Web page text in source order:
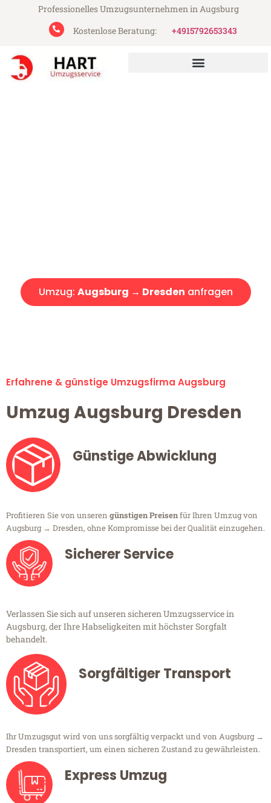
Professionelles Umzugsunternehmen in Augsburg
Kostenlose Beratung:
+4915792653343
Umzug: Augsburg → Dresden anfragen
Erfahrene & günstige Umzugsfirma Augsburg
Umzug Augsburg Dresden
Günstige Abwicklung
Profitieren Sie von unseren günstigen Preisenfür Ihren Umzug von
Augsburg → Dresden, ohne Kompromisse bei der Qualität einzugehen.
Sicherer Service
Verlassen Sie sich auf unseren sicheren Umzugsservice in
Augsburg, der Ihre Habseligkeiten mit höchster Sorgfalt
behandelt.
Sorgfältiger Transport
Ihr Umzugsgut wird von uns sorgfältig verpackt und von Augsburg →
Dresden transportiert, um einen sicheren Zustand zu gewährleisten.
Express Umzug